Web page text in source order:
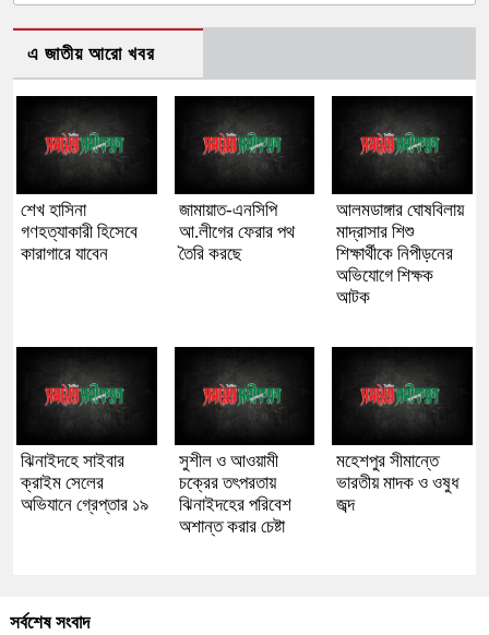
এ জাতীয় আরো খবর
শেখ হাসিনা
গণহত্যাকারী হিসেবে
কারাগারে যাবেন
জামায়াত-এনসিপি
আ.লীগের ফেরার পথ
তৈরি করছে
আলমডাঙ্গার ঘোষবিলায়
মাদ্রাসার শিশু
শিক্ষার্থীকে নিপীড়নের
অভিযোগে শিক্ষক
আটক
ঝিনাইদহে সাইবার
ক্রাইম সেলের
অভিযানে গ্রেপ্তার ১৯
সুশীল ও আওয়ামী
চক্রের তৎপরতায়
ঝিনাইদহের পরিবেশ
অশান্ত করার চেষ্টা
মহেশপুর সীমান্তে
ভারতীয় মাদক ও ওষুধ
জব্দ
সর্বশেষ সংবাদ